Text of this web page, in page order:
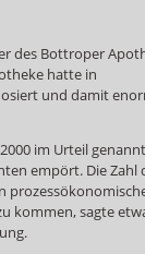
des Bottroper
hatte in
und damit
im Urteil
empört. Die Zahl
kommen, sagte